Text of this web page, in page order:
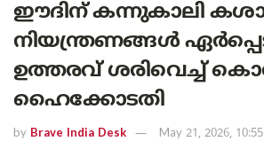
ഈദിന് കന്നുകാലി
നിയന്ത്രണങ്ങൾ
ഉത്തരവ് ശരിവെച്ച്
ഹൈക്കോടതി
by Brave India Desk May 21, 2026,